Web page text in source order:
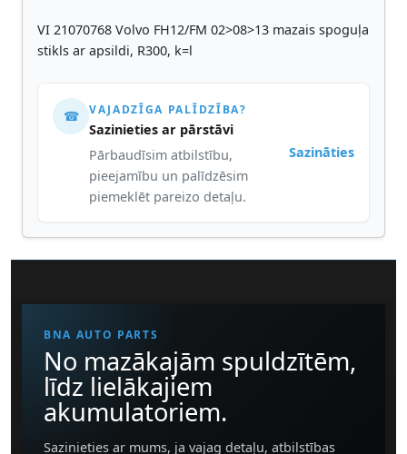
VI 21070768 Volvo FH12/FM 02>08>13 mazais spoguļa
stikls ar apsildi, R300, k=l
☎ VAJADZĪGA PALĪDZĪBA?
Sazinieties ar pārstāvi
Pārbaudīsim atbilstību,
pieejamību un palīdzēsim
piemeklēt pareizo detaļu.
Sazināties
BNA AUTO PARTS
No mazākajām spuldzītēm,
līdz lielākajiem
akumulatoriem.
Sazinieties ar mums, ja vajag detaļu, atbilstības